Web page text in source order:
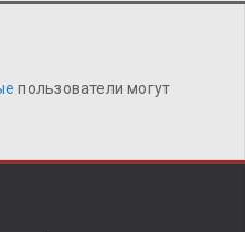
пользователи могут